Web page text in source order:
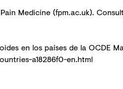
Medicine (fpm.ac.uk).
en los países de la OCDE
a18286f0-en.html